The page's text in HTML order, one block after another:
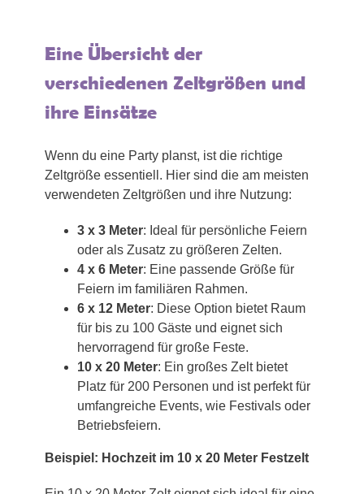
Eine Übersicht der
verschiedenen Zeltgrößen und
ihre Einsätze
Wenn du eine Party planst, ist die richtige
Zeltgröße essentiell. Hier sind die am meisten
verwendeten Zeltgrößen und ihre Nutzung:
3 x 3 Meter: Ideal für persönliche Feiern
oder als Zusatz zu größeren Zelten.
4 x 6 Meter: Eine passende Größe für
Feiern im familiären Rahmen.
6 x 12 Meter: Diese Option bietet Raum
für bis zu 100 Gäste und eignet sich
hervorragend für große Feste.
10 x 20 Meter: Ein großes Zelt bietet
Platz für 200 Personen und ist perfekt für
umfangreiche Events, wie Festivals oder
Betriebsfeiern.
Beispiel: Hochzeit im 10 x 20 Meter Festzelt